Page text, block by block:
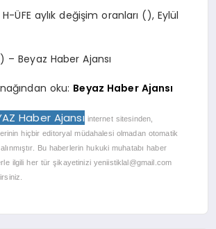
ÜFE aylık değişim oranları (), Eylül
– Beyaz Haber Ajansı
oku: Beyaz Haber Ajansı
Haber Ajansı internet sitesinden,
hiçbir editoryal müdahalesi olmadan otomatik
Bu haberlerin hukuki muhatabı haber
ilgili her tür şikayetinizi yeniistiklal@gmail.com